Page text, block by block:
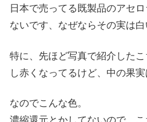
日本で売ってる既製品のアセ
ないです、なぜならその実は白
特に、先ほど写真で紹介した
し赤くなってるけど、中の果実
なのでこんな色。